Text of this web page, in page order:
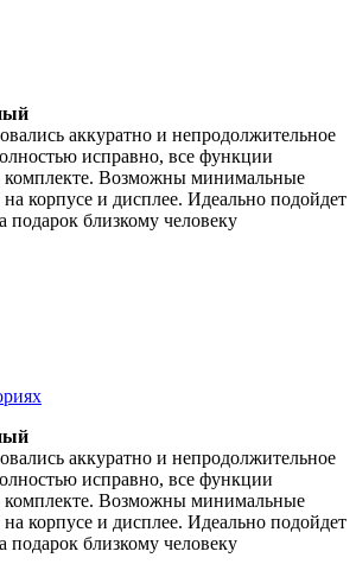
аккуратно и непродолжительное
исправно, все функции
комплекте. Возможны минимальные
корпусе и дисплее. Идеально подойдет
подарок близкому человеку
аккуратно и непродолжительное
исправно, все функции
комплекте. Возможны минимальные
корпусе и дисплее. Идеально подойдет
подарок близкому человеку